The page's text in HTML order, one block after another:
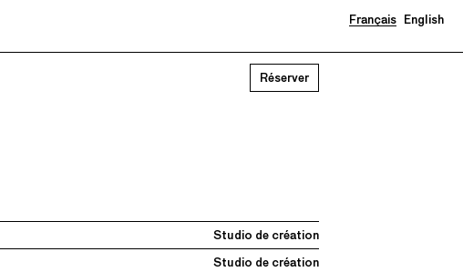
Français English
Réserver
Studio de création
Studio de création